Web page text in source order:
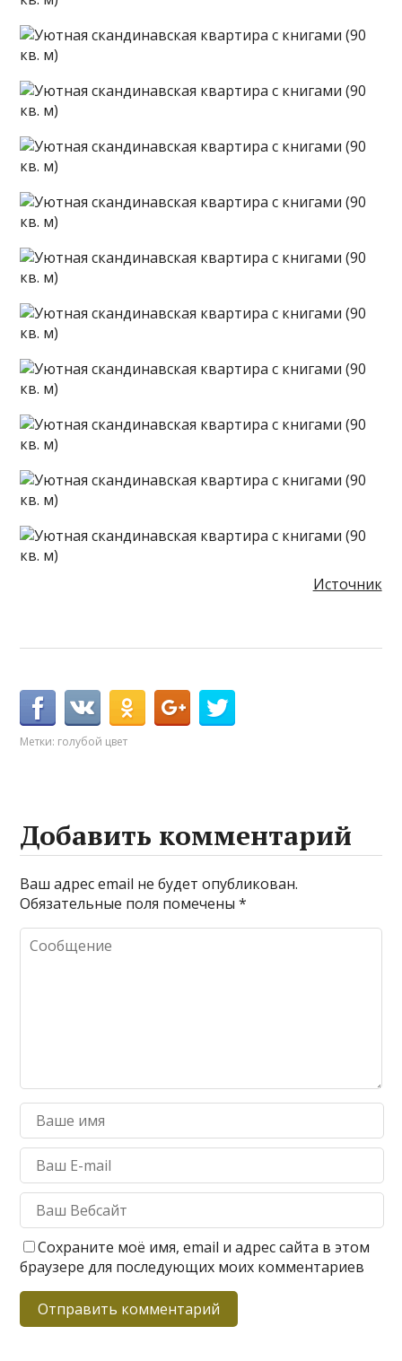
Источник
Метки: голубой цвет
Добавить комментарий
Ваш адрес email не будет опубликован.
Обязательные поля помечены*
Сохраните моё имя, email и адрес сайта в этом
браузере для последующих моих комментариев